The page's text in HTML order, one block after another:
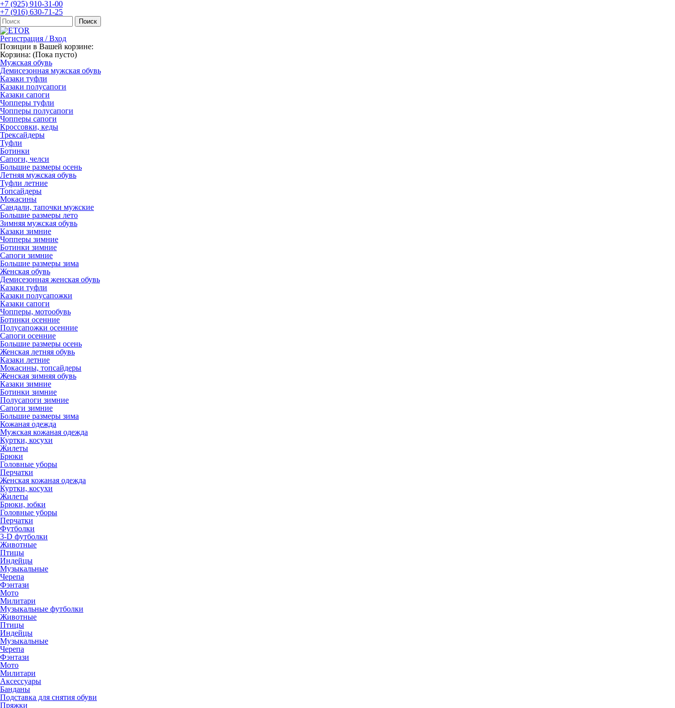
+7 (925) 910-31-00
+7 (916) 630-71-25
Регистрация / Вход
Позиции в Вашей корзине:
Корзина: (Пока пусто)
Мужская обувь
Демисезонная мужская обувь
Казаки туфли
Казаки полусапоги
Казаки сапоги
Чопперы туфли
Чопперы полусапоги
Чопперы сапоги
Кроссовки, кеды
Трексайдеры
Туфли
Ботинки
Сапоги, челси
Большие размеры осень
Летняя мужская обувь
Туфли летние
Топсайдеры
Мокасины
Сандали, тапочки мужские
Большие размеры лето
Зимняя мужская обувь
Казаки зимние
Чопперы зимние
Ботинки зимние
Сапоги зимние
Большие размеры зима
Женская обувь
Демисезонная женская обувь
Казаки туфли
Казаки полусапожки
Казаки сапоги
Чопперы, мотообувь
Ботинки осенние
Полусапожки осенние
Сапоги осенние
Большие размеры осень
Женская летняя обувь
Казаки летние
Мокасины, топсайдеры
Женская зимняя обувь
Казаки зимние
Ботинки зимние
Полусапоги зимние
Сапоги зимние
Большие размеры зима
Кожаная одежда
Мужская кожаная одежда
Куртки, косухи
Жилеты
Брюки
Головные уборы
Перчатки
Женская кожаная одежда
Куртки, косухи
Жилеты
Брюки, юбки
Головные уборы
Перчатки
Футболки
3-D футболки
Животные
Птицы
Индейцы
Музыкальные
Черепа
Фэнтази
Мото
Милитари
Музыкальные футболки
Животные
Птицы
Индейцы
Музыкальные
Черепа
Фэнтази
Мото
Милитари
Аксессуары
Банданы
Подставка для снятия обуви
Пряжки